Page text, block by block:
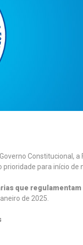
Constitucional,
para início
que regulamentam
de 2025.